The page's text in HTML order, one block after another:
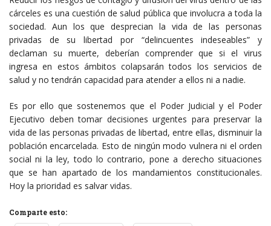
cárceles es una cuestión de salud pública que involucra a toda la
sociedad. Aun los que desprecian la vida de las personas
privadas de su libertad por “delincuentes indeseables” y
declaman su muerte, deberían comprender que si el virus
ingresa en estos ámbitos colapsarán todos los servicios de
salud y no tendrán capacidad para atender a ellos ni a nadie.
Es por ello que sostenemos que el Poder Judicial y el Poder
Ejecutivo deben tomar decisiones urgentes para preservar la
vida de las personas privadas de libertad, entre ellas, disminuir la
población encarcelada. Esto de ningún modo vulnera ni el orden
social ni la ley, todo lo contrario, pone a derecho situaciones
que se han apartado de los mandamientos constitucionales.
Hoy la prioridad es salvar vidas.
Comparte esto: